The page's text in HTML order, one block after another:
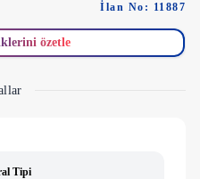
İlan No: 11887
özetle
Tipi